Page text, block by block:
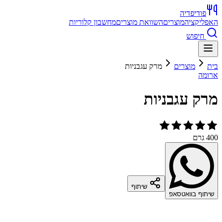
פודיפדיה
האפליקציהמוצריםהשוואת מוצריםמחשבון קלוריות
חיפוש
בית מוצרים
מרק עגבניות
ארומה
מרק עגבניות
400 גרם
שיתוף בוואטסאפ
שיתוף